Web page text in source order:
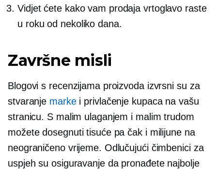
Vidjet ćete kako vam prodaja vrtoglavo raste
u roku od nekoliko dana.
Završne misli
Blogovi s recenzijama proizvoda izvrsni su za
stvaranje markei privlačenje kupaca na vašu
stranicu. S malim ulaganjem i malim trudom
možete dosegnuti tisuće pa čak i milijune na
neograničeno vrijeme. Odlučujući čimbenici za
uspjeh su osiguravanje da pronađete najbolje